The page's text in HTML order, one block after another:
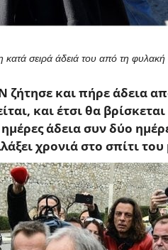
κατά σειρά άδειά του από τη
ζήτησε και πήρε άδεια
και έτσι θα
ημέρες άδεια συν δύο
χρονιά στο σπίτι του